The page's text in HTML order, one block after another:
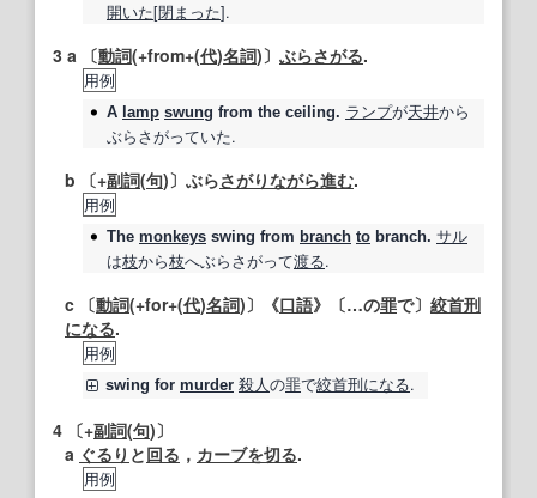
開いた[閉まった].
3 a 〔動詞(+from+(代)名詞)〕 ぶらさがる.
用例
A lamp swung from the ceiling. ランプが天井から
ぶらさがっていた.
b 〔+副詞(句)〕ぶらさがりながら進む.
用例
The monkeys swing from branch to branch. サル
は枝から枝へぶらさがって渡る.
c 〔動詞(+for+(代)名詞)〕《口語》〔…の罪で〕 絞首刑
になる.
用例
swing for murder 殺人の罪で絞首刑になる.
4 〔+副詞(句)〕
a ぐるり と回る ， カーブを切る.
用例